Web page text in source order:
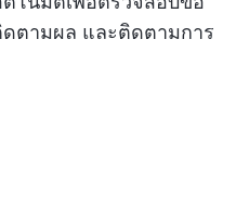
ตามผล และติดตามการ